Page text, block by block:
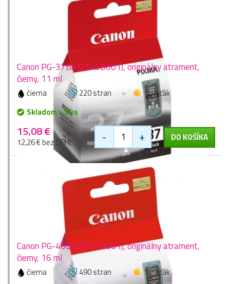
Canon PG-37Bk (2145B001), originálny atrament,
čierny, 11 ml
čierna 220 stran
1 zlaťák
Skladom > 9 ks
15,08 €
12,26 € bez DPH - + DO KOŠÍKA
Canon PG-40Bk (0615B001), originálny atrament,
čierny, 16 ml
čierna 490 stran
1 zlaťák